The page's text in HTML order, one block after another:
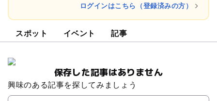
ログインはこちら（登録済みの方）
スポット イベント 記事
保存した記事はありません
興味のある記事を探してみましょう